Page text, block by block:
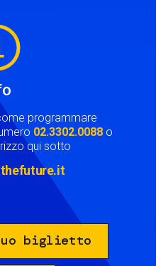
programmare
02.3302.0088 o
qui sotto
biglietto